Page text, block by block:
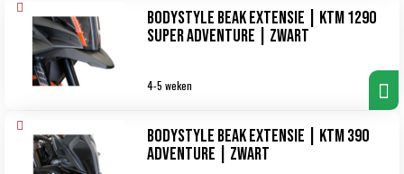
Bodystyle Beak Extensie | KTM 1290
Super Adventure | zwart
4-5 weken
Bodystyle Beak Extensie | KTM 390
Adventure | zwart